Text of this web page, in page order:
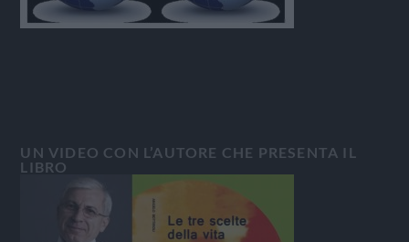
UN VIDEO CON L’AUTORE CHE PRESENTA IL
LIBRO